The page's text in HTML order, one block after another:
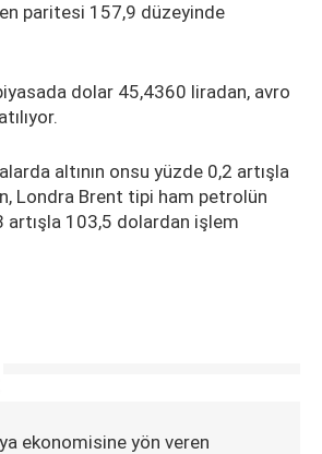
paritesi 157,9 düzeyinde
dolar 45,4360 liradan, avro
altının onsu yüzde 0,2 artışla
Londra Brent tipi ham petrolün
artışla 103,5 dolardan işlem
ekonomisine yön veren